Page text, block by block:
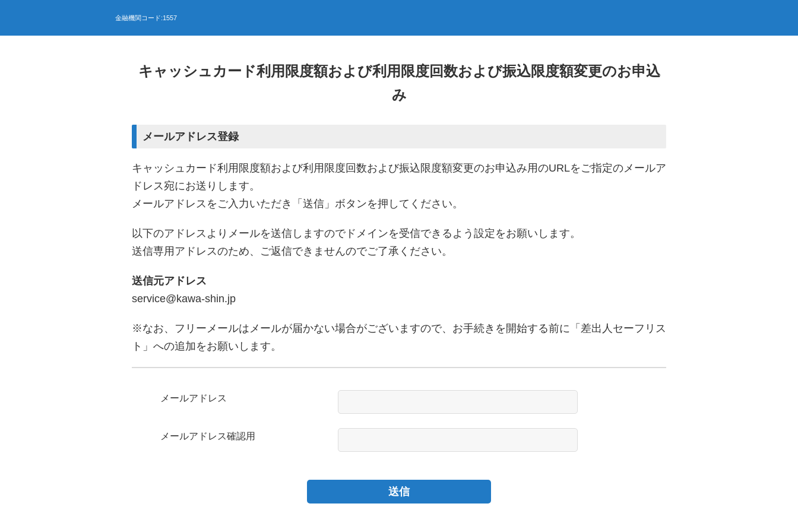
キャッシュカード利用限度額および利用限度回数および振込限度額変更のお申込
み
メールアドレス登録
キャッシュカード利用限度額および利用限度回数および振込限度額変更のお申込み用のURLをご指定のメールア
ドレス宛にお送りします。
メールアドレスをご入力いただき「送信」ボタンを押してください。
以下のアドレスよりメールを送信しますのでドメインを受信できるよう設定をお願いします。
送信専用アドレスのため、ご返信できませんのでご了承ください。
送信元アドレス
service@kawa-shin.jp
※なお、フリーメールはメールが届かない場合がございますので、お手続きを開始する前に「差出人セーフリス
ト」への追加をお願いします。
メールアドレス
メールアドレス確認用